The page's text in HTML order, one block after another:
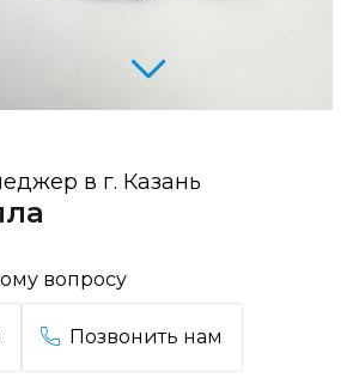
в г. Казань
вопросу
Позвонить нам